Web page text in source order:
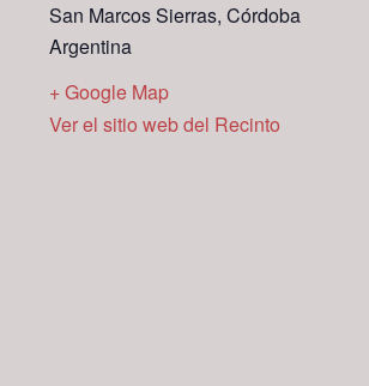
San Marcos Sierras, Córdoba
Argentina
+ Google Map
Ver el sitio web del Recinto